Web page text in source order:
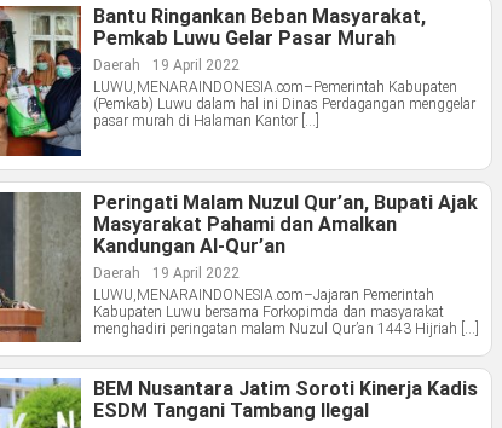
Bantu Ringankan Beban Masyarakat,
Pemkab Luwu Gelar Pasar Murah
Daerah
19 April 2022
LUWU,MENARAINDONESIA.com–Pemerintah Kabupaten
(Pemkab) Luwu dalam hal ini Dinas Perdagangan menggelar
pasar murah di Halaman Kantor […]
Peringati Malam Nuzul Qur’an, Bupati Ajak
Masyarakat Pahami dan Amalkan
Kandungan Al-Qur’an
Daerah
19 April 2022
LUWU,MENARAINDONESIA.com–Jajaran Pemerintah
Kabupaten Luwu bersama Forkopimda dan masyarakat
menghadiri peringatan malam Nuzul Qur’an 1443 Hijriah […]
BEM Nusantara Jatim Soroti Kinerja Kadis
ESDM Tangani Tambang Ilegal